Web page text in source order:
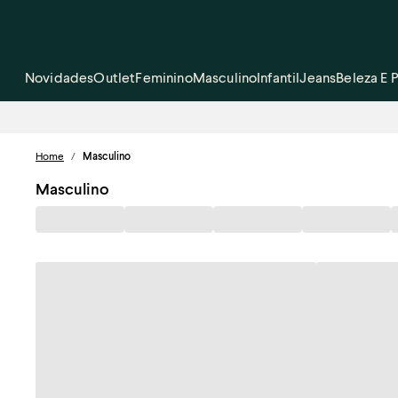
NovidadesOutletFemininoMasculinoInfantilJeansBeleza E
Home / Masculino
Masculino